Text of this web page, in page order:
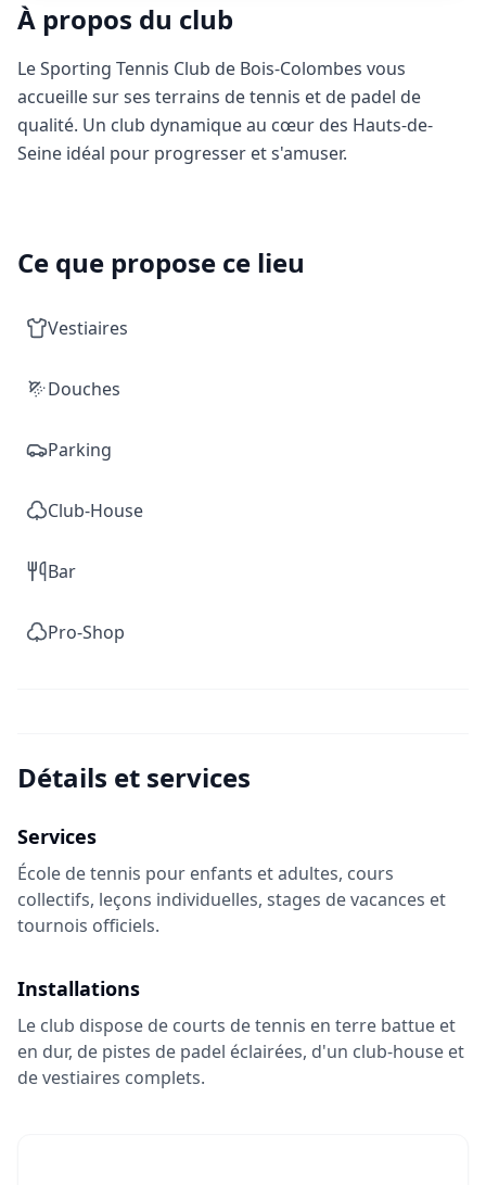
À propos du club
Le Sporting Tennis Club de Bois-Colombes vous
accueille sur ses terrains de tennis et de padel de
qualité. Un club dynamique au cœur des Hauts-de-
Seine idéal pour progresser et s'amuser.
Ce que propose ce lieu
Vestiaires
Douches
Parking
Club-House
Bar
Pro-Shop
Détails et services
Services
École de tennis pour enfants et adultes, cours
collectifs, leçons individuelles, stages de vacances et
tournois officiels.
Installations
Le club dispose de courts de tennis en terre battue et
en dur, de pistes de padel éclairées, d'un club-house et
de vestiaires complets.